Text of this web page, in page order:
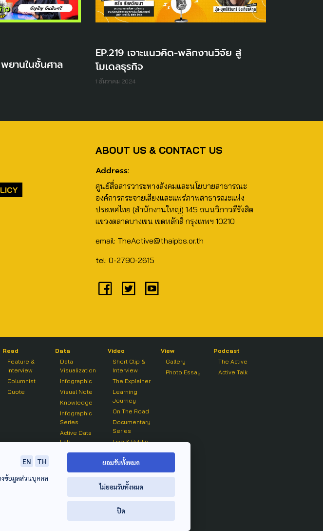
ยานในชั้นศาล
EP.219 เจาะแนวคิด-พลิกงานวิจัย สู่
โมเดลธุรกิจ
1 ธันวาคม 2024
ABOUT US & CONTACT US
Address:
ศูนย์สื่อสารวาระทางสังคมและนโยบายสาธารณะ
องค์การกระจายเสียงและแพร่ภาพสาธารณะแห่ง
ประเทศไทย (สำนักงานใหญ่) 145 ถนนวิภาวดีรังสิต
แขวงตลาดบางเขน เขตหลักสี่ กรุงเทพฯ 10210
email: TheActive@thaipbs.or.th
tel: 0-2790-2615
Read
Feature &
Interview
Columnist
Quote
Data
Data
Visualization
Infographic
Visual Note
Knowledge
Infographic
Series
Active Data
Lab
Video
Short Clip &
Interview
The Explainer
Learning
Journey
On The Road
Documentary
Series
Live & Public
On air Clip
View
Gallery
Photo Essay
Podcast
The Active
Active Talk
EN
TH
งข้อมูลส่วนบุคคล
ยอมรับทั้งหมด
ไม่ยอมรับทั้งหมด
ปิด